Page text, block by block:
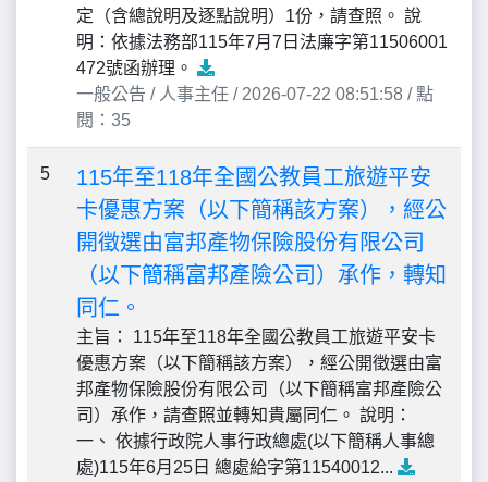
定（含總說明及逐點說明）1份，請查照。 說
明：依據法務部115年7月7日法廉字第11506001
472號函辦理。
一般公告 / 人事主任 / 2026-07-22 08:51:58 / 點
閱：35
5
115年至118年全國公教員工旅遊平安
卡優惠方案（以下簡稱該方案），經公
開徵選由富邦產物保險股份有限公司
（以下簡稱富邦產險公司）承作，轉知
同仁。
主旨： 115年至118年全國公教員工旅遊平安卡
優惠方案（以下簡稱該方案），經公開徵選由富
邦產物保險股份有限公司（以下簡稱富邦產險公
司）承作，請查照並轉知貴屬同仁。 說明：
一、 依據行政院人事行政總處(以下簡稱人事總
處)115年6月25日 總處給字第11540012...